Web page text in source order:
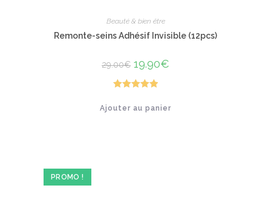
Beauté & bien être
Remonte-seins Adhésif Invisible (12pcs)
29.00€ Le
prix
initial
était :
19.90€
sur 5
Ajouter au panier
PROMO !